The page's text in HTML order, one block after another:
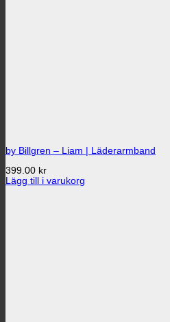
by Billgren – Liam | Läderarmband
399.00 kr
Lägg till i varukorg